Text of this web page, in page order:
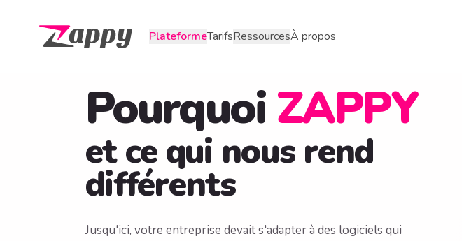
Page d'accueil Zappy PlateformeTarifsRessourcesÀ propos
PourquoiZAPPY
et ce qui nous rend
différents
Jusqu'ici, votre entreprise devait s'adapter à des logiciels qui